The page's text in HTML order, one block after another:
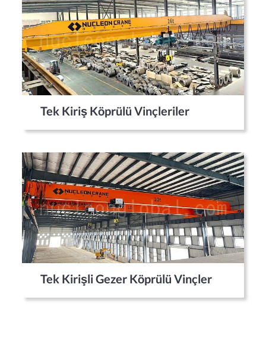
Tek Kiriş Köprülü Vinçleriler
Tek Kirişli Gezer Köprülü Vinçler